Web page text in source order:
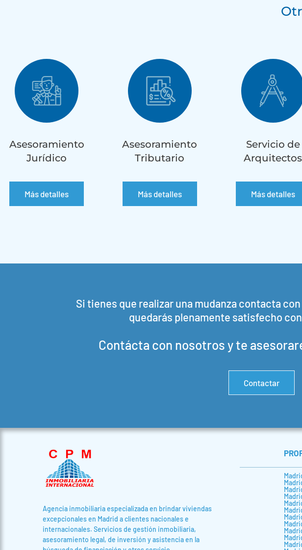
Asesoramiento
Jurídico
Más detalles
Asesoramiento
Tributario
Más detalles
Servicio de
Arquitectos
Más detalles
Si tienes que realizar una mudanza contacta
quedarás plenamente satisfecho
Contácta con nosotros y te
Contactar
Agencia inmobiliaria especializada en brindar viviendas
excepcionales en Madrid a clientes nacionales e
internacionales. Servicios de gestión inmobiliaria,
asesoramiento legal, de inversión y asistencia en la